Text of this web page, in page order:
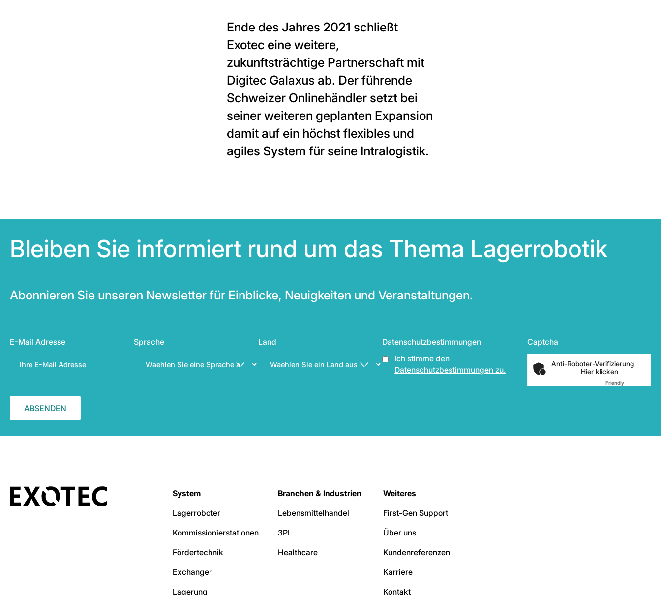
Ende des Jahres 2021 schließt
Exotec eine weitere,
zukunftsträchtige Partnerschaft mit
Digitec Galaxus ab. Der führende
Schweizer Onlinehändler setzt bei
seiner weiteren geplanten Expansion
damit auf ein höchst flexibles und
agiles System für seine Intralogistik.
Bleiben Sie informiert rund um das Thema Lagerrobotik
Abonnieren Sie unseren Newsletter für Einblicke, Neuigkeiten und Veranstaltungen.
E-Mail Adresse Sprache Land
Datenschutzbestimmungen
Ich stimme den
Datenschutzbestimmungen zu.
Captcha
Anti-Roboter-Verifizierung
Hier klicken
FriendlyCaptcha ⇗
System
Lagerroboter
Kommissionierstationen
Fördertechnik
Exchanger
Lagerung
Branchen & Industrien
Lebensmittelhandel
3PL
Healthcare
Weiteres
First-Gen Support
Über uns
Kundenreferenzen
Karriere
Kontakt